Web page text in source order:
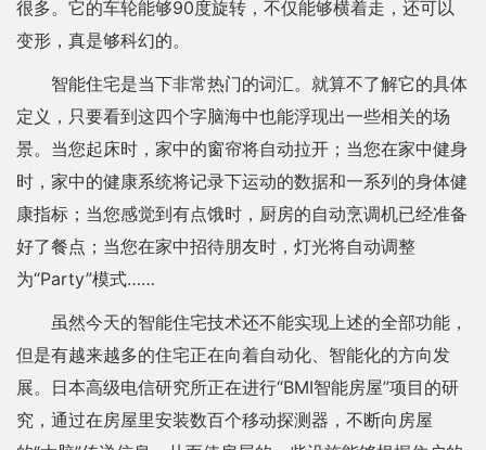
很多。它的车轮能够90度旋转，不仅能够横着走，还可以
变形，真是够科幻的。
智能住宅是当下非常热门的词汇。就算不了解它的具体
定义，只要看到这四个字脑海中也能浮现出一些相关的场
景。当您起床时，家中的窗帘将自动拉开；当您在家中健身
时，家中的健康系统将记录下运动的数据和一系列的身体健
康指标；当您感觉到有点饿时，厨房的自动烹调机已经准备
好了餐点；当您在家中招待朋友时，灯光将自动调整
为“Party”模式……
虽然今天的智能住宅技术还不能实现上述的全部功能，
但是有越来越多的住宅正在向着自动化、智能化的方向发
展。日本高级电信研究所正在进行“BMI智能房屋”项目的研
究，通过在房屋里安装数百个移动探测器，不断向房屋